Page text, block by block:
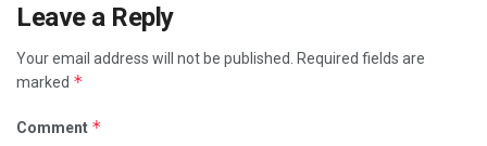
Leave a Reply
Your email address will not be published.
Required fields are
marked *
Comment *